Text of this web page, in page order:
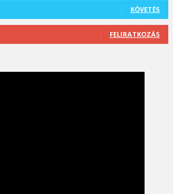
KÖVETÉS
FELIRATKOZÁS